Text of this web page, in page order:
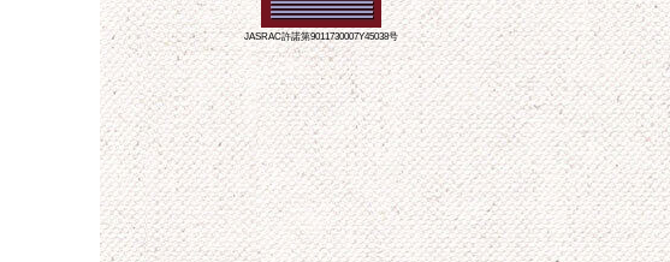
JASRAC許諾第9011730007Y45038号